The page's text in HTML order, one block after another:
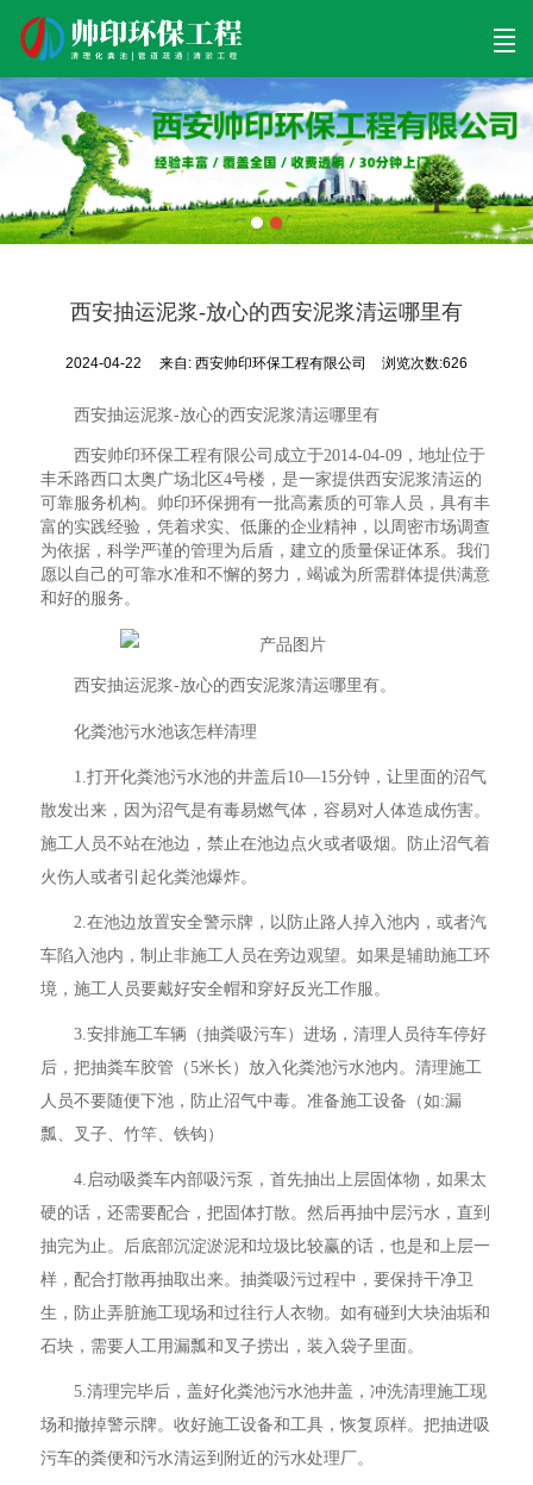
首页 清理工程 清淤工程 污泥工程 清淤检测
西安抽运泥浆-放心的西安泥浆清运哪里有
2024-04-22 来自:西安帅印环保工程有限公司 浏览次数:626
西安抽运泥浆-放心的西安泥浆清运哪里有
西安帅印环保工程有限公司成立于2014-04-09，地址位于
丰禾路西口太奥广场北区4号楼，是一家提供西安泥浆清运的
可靠服务机构。帅印环保拥有一批高素质的可靠人员，具有丰
富的实践经验，凭着求实、低廉的企业精神，以周密市场调查
为依据，科学严谨的管理为后盾，建立的质量保证体系。我们
愿以自己的可靠水准和不懈的努力，竭诚为所需群体提供满意
和好的服务。
西安抽运泥浆-放心的西安泥浆清运哪里有。
化粪池污水池该怎样清理
1.打开化粪池污水池的井盖后10—15分钟，让里面的沼气
散发出来，因为沼气是有毒易燃气体，容易对人体造成伤害。
施工人员不站在池边，禁止在池边点火或者吸烟。防止沼气着
火伤人或者引起化粪池爆炸。
2.在池边放置安全警示牌，以防止路人掉入池内，或者汽
车陷入池内，制止非施工人员在旁边观望。如果是辅助施工环
境，施工人员要戴好安全帽和穿好反光工作服。
3.安排施工车辆（抽粪吸污车）进场，清理人员待车停好
后，把抽粪车胶管（5米长）放入化粪池污水池内。清理施工
人员不要随便下池，防止沼气中毒。准备施工设备（如:漏
瓢、叉子、竹竿、铁钩）
4.启动吸粪车内部吸污泵，首先抽出上层固体物，如果太
硬的话，还需要配合，把固体打散。然后再抽中层污水，直到
抽完为止。后底部沉淀淤泥和垃圾比较赢的话，也是和上层一
样，配合打散再抽取出来。抽粪吸污过程中，要保持干净卫
生，防止弄脏施工现场和过往行人衣物。如有碰到大块油垢和
石块，需要人工用漏瓢和叉子捞出，装入袋子里面。
5.清理完毕后，盖好化粪池污水池井盖，冲洗清理施工现
场和撤掉警示牌。收好施工设备和工具，恢复原样。把抽进吸
污车的粪便和污水清运到附近的污水处理厂。